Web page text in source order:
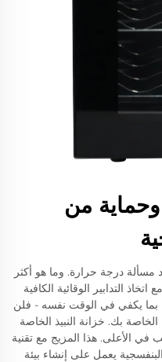
من
مسألة درجة حرارة. وما هو أكثر
التدابير الوقائية الكافية
بما يكفي في الوقت نفسه - فلن
بك. خزانة النبيذ الخاصة
الأعلى. هذا المزيج مع تقنية
يعمل على إنشاء بيئة